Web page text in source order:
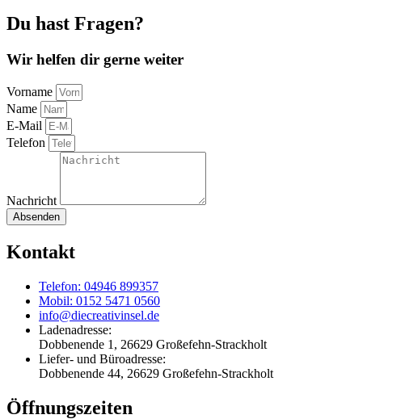
Du hast Fragen?
Wir helfen dir gerne weiter
Vorname
Name
E-Mail
Telefon
Nachricht
Absenden
Kontakt
Telefon: 04946 899357
Mobil: 0152 5471 0560
info@diecreativinsel.de
Ladenadresse:
Dobbenende 1, 26629 Großefehn-Strackholt
Liefer- und Büroadresse:
Dobbenende 44, 26629 Großefehn-Strackholt
Öffnungszeiten